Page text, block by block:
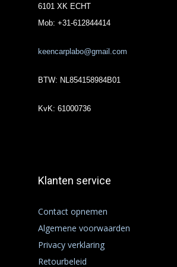
6101 XK ECHT
Mob: +31-612844414
keencarplabo@gmail.com
BTW: NL854158984B01
KvK: 61000736
Klanten service
Contact opnemen
Algemene voorwaarden
Privacy verklaring
Retourbeleid